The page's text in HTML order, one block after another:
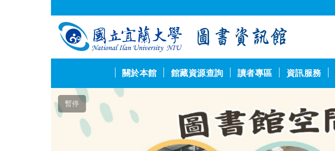
關於本館 館藏資源查詢 讀者專區 資訊服務
暫停